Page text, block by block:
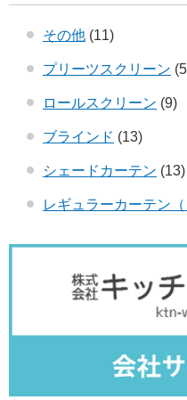
その他 (11)
プリーツスクリーン
ロールスクリーン (9)
ブラインド (13)
シェードカーテン (13)
レギュラーカーテン（